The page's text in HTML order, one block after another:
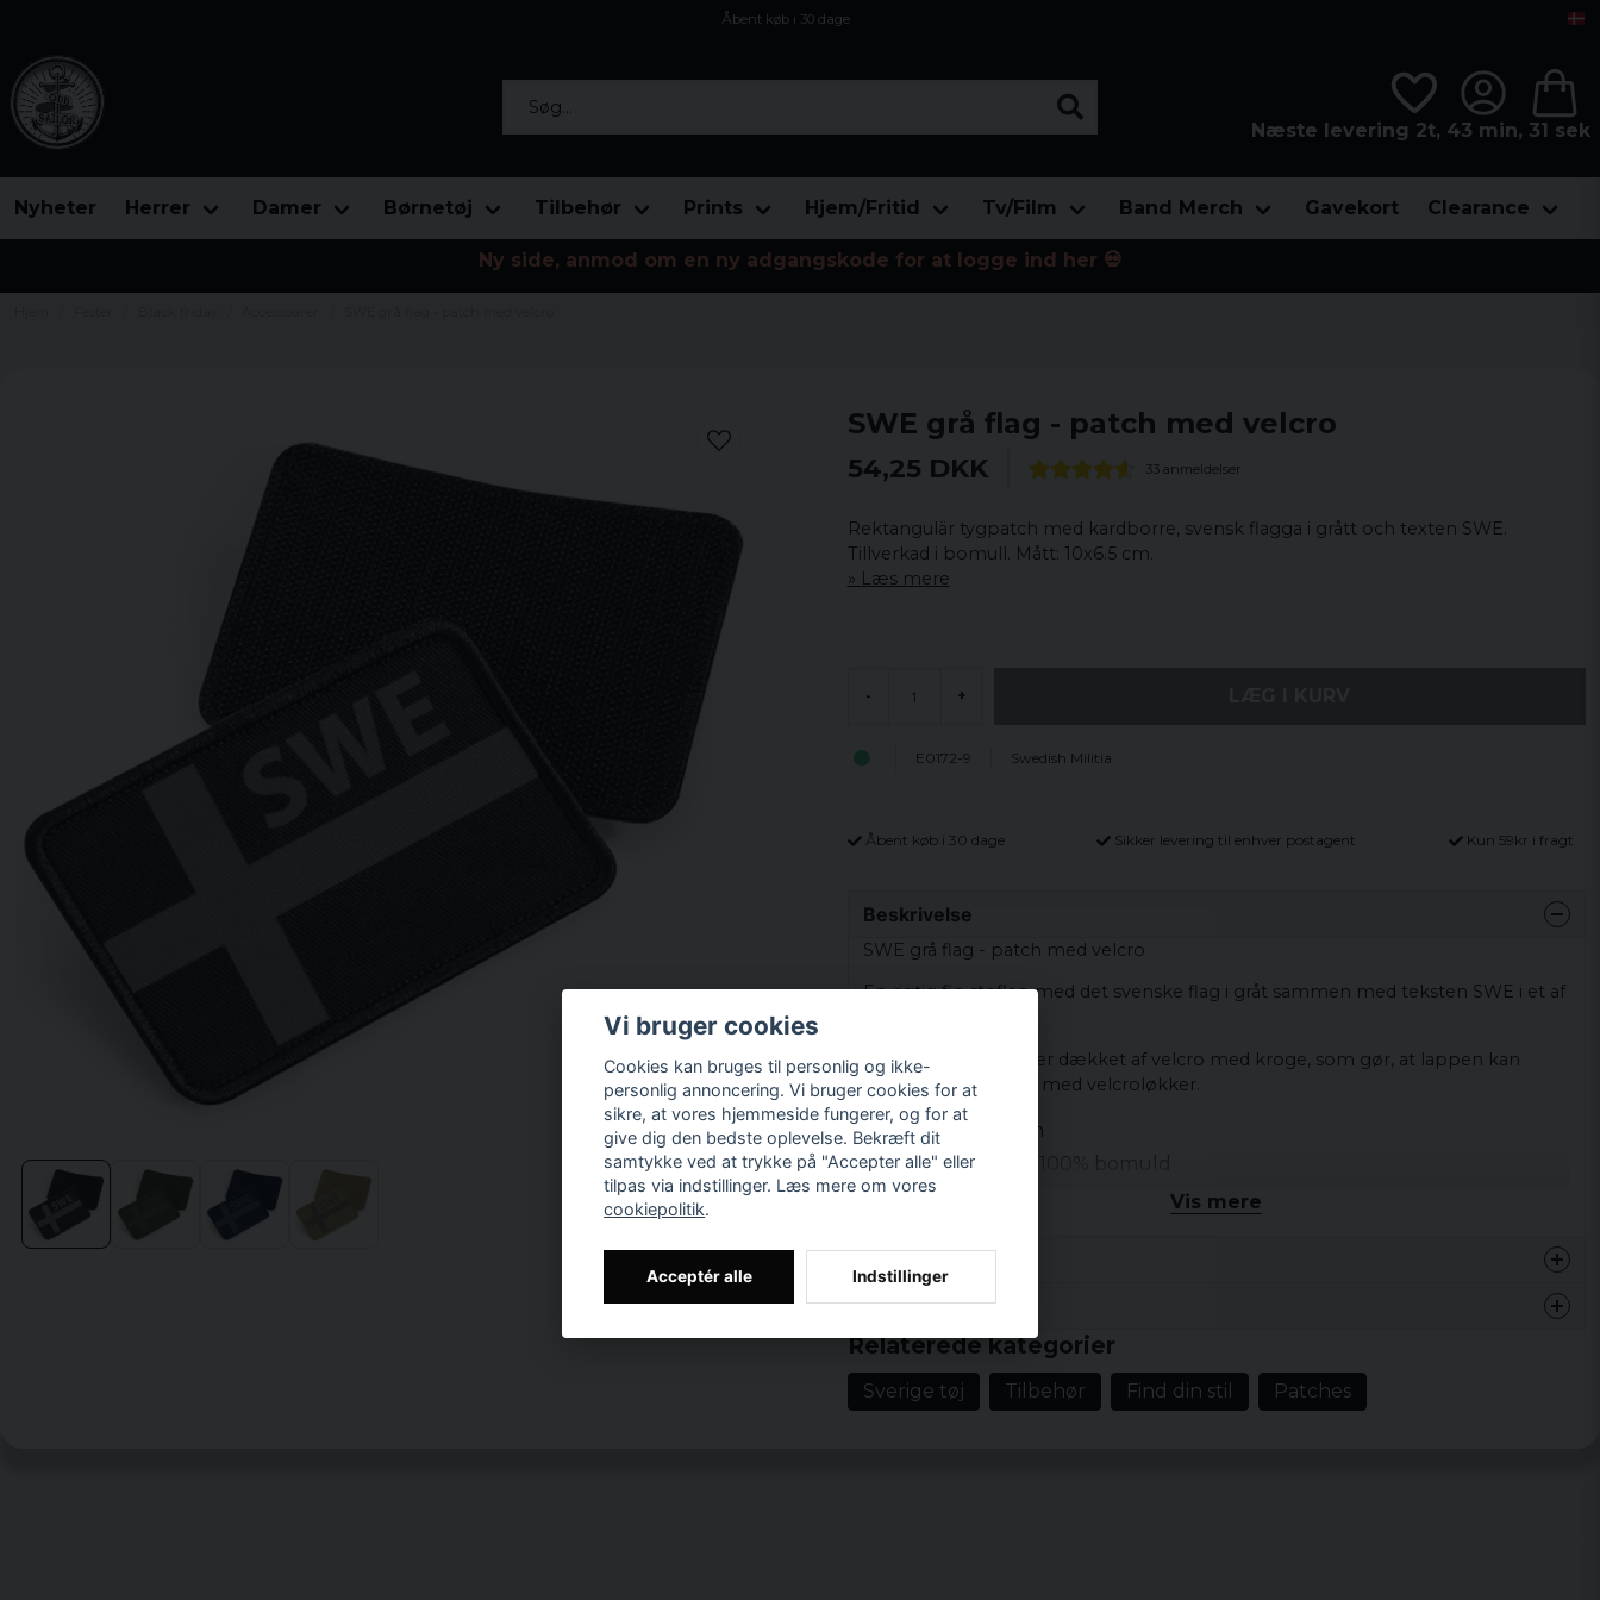
Åbent køb i 30 dage
Næste levering 2t, 43 min, 30 sek
Nyheter Herrer Damer Børnetøj Tilbehør Prints Hjem/Fritid Tv/Film Band Merch Gavekort Clearance
Ny side, anmod om en ny adgangskode for at logge ind her 💀
SWE grå flag - patch med velcro
54,25 DKK 33 anmeldelser
Rektangulär tygpatch med kardborre, svensk flagga i grått och texten SWE.
Tillverkad i bomull. Mått: 10x6.5 cm.
Læs mere
- +
E0172-9 Swedish Militia
Åbent køb i 30 dage Sikker levering til enhver postagent Kun 59kr i fragt
Beskrivelse
SWE grå flag - patch med velcro
En rigtig fin stoflap med det svenske flag i gråt sammen med teksten SWE i et af
Bagsiden af ​​lappen er dækket af velcro med kroge, som gør, at lappen kan
fastgøres til paneler med velcroløkker.
Mål: 10 x 6,5 cm
Materiale stof: 100% bomuld
Vis mere
Anmeldelser (33)
for 2 uger siden
Den sitter fint på skjortan
Prishistorik
Relaterede kategorier
Sverige tøj Tilbehør Find din stil Patches
Vi bruger cookies
Cookies kan bruges til personlig og ikke-
personlig annoncering. Vi bruger cookies for at
sikre, at vores hjemmeside fungerer, og for at
give dig den bedste oplevelse. Bekræft dit
samtykke ved at trykke på "Accepter alle" eller
tilpas via indstillinger. Læs mere om vores
cookiepolitik.
Acceptér alle Indstillinger